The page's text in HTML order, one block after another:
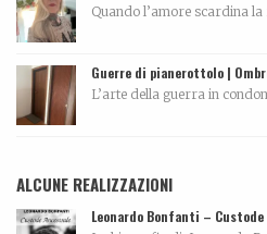
Quando l’amore scardina
Guerre di pianerottolo |
L’arte della guerra in
ALCUNE REALIZZAZIONI
Leonardo Bonfanti –